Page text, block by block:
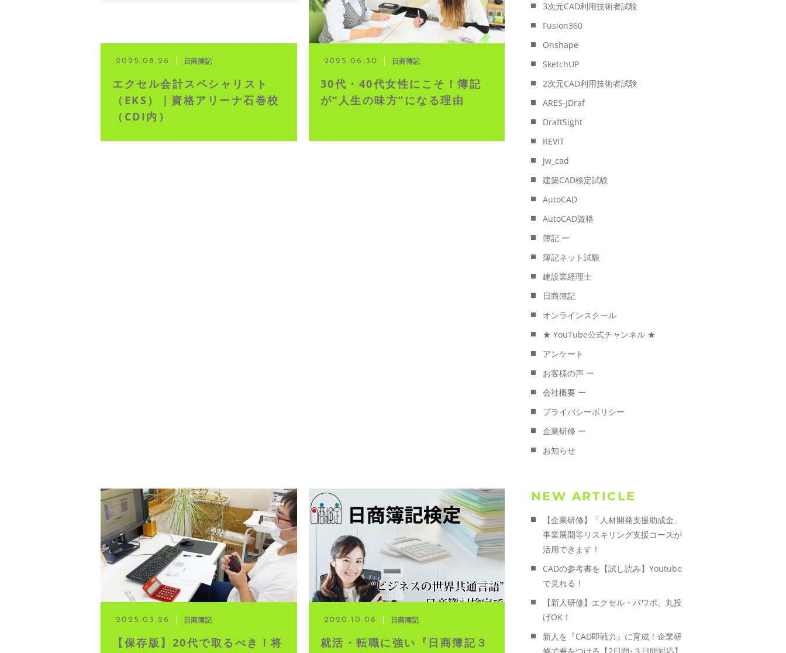
2025.08.26 日商簿記
エクセル会計スペシャリスト
（EKS）｜資格アリーナ石巻校
（CDI内）
2025.06.30 日商簿記
30代・40代女性にこそ！簿記
が“人生の味方”になる理由
2025.03.26 日商簿記
【保存版】20代で取るべき！将
2020.10.06 日商簿記
就活・転職に強い『日商簿記３
3次元CAD利用技術者試験
Fusion360
Onshape
SketchUP
2次元CAD利用技術者試験
ARES-JDraf
DraftSight
REVIT
Jw_cad
建築CAD検定試験
AutoCAD
AutoCAD資格
簿記 ー
簿記ネット試験
建設業経理士
日商簿記
オンラインスクール
★ YouTube公式チャンネル ★
アンケート
お客様の声 ー
会社概要 ー
プライバシーポリシー
企業研修 ー
お知らせ
NEW ARTICLE
【企業研修】「人材開発支援助成金」
事業展開等リスキリング支援コースが
活用できます！
CADの参考書を【試し読み】Youtube
で見れる！
【新人研修】エクセル・パワポ、丸投
げOK！
新人を『CAD即戦力』に育成！企業研